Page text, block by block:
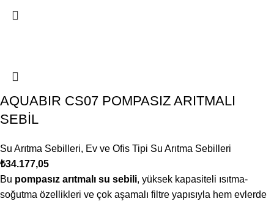
AQUABIR CS07 POMPASIZ ARITMALI
SEBİL
Su Arıtma Sebilleri, Ev ve Ofis Tipi Su Arıtma Sebilleri
₺34.177,05
Bu pompasız arıtmalı su sebili, yüksek kapasiteli ısıtma-
soğutma özellikleri ve çok aşamalı filtre yapısıyla hem evlerde